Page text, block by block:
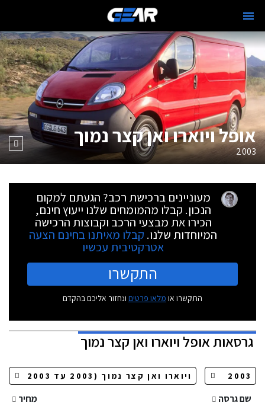
אופל ויוארו ואן קצר נמוך
2003
מעוניינים ברכישת רכב? הגעתם למקום
הנכון. קבלו מהמומחים שלנו ייעוץ חינם,
הכירו את מבצעי הרכב וקבוצות הרכישה
המיוחדות שלנו. קבלו מאיתנו בחינם הצעה
אטרקטיבית עכשיו
התקשרו
התקשרו או מלאו פרטים ונחזור אליכם בהקדם
גרסאותאופל ויוארו ואן קצר נמוך
שם גרסה
מחיר